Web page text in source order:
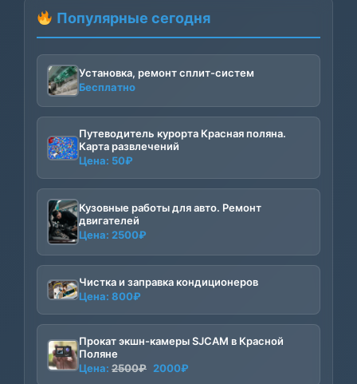
Популярные сегодня
Установка, ремонт сплит-систем
Бесплатно
Путеводитель курорта Красная поляна.
Карта развлечений
Цена: 50₽
Кузовные работы для авто. Ремонт
двигателей
Цена: 2500₽
Чистка и заправка кондиционеров
Цена: 800₽
Прокат экшн-камеры SJCAM в Красной
Поляне
Цена: 2500₽ Первоначальная
2000₽